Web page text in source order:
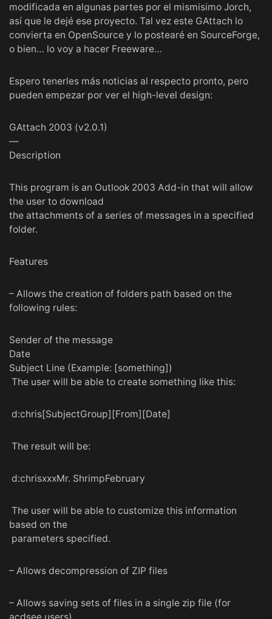
modificada en algunas partes por el mismisimo Jorch,
así que le dejé ese proyecto. Tal vez este GAttach lo
convierta en OpenSource y lo postearé en SourceForge,
o bien… lo voy a hacer Freeware…
Espero tenerles más noticias al respecto pronto, pero
pueden empezar por ver el high-level design:
GAttach 2003 (v2.0.1)
—
Description
This program is an Outlook 2003 Add-in that will allow
the user to download
the attachments of a series of messages in a specified
folder.
Features
– Allows the creation of folders path based on the
following rules:
Sender of the message
Date
Subject Line (Example: [something])
The user will be able to create something like this:
d:chris[SubjectGroup][From][Date]
The result will be:
d:chrisxxxMr. ShrimpFebruary
The user will be able to customize this information
based on the
parameters specified.
– Allows decompression of ZIP files
– Allows saving sets of files in a single zip file (for